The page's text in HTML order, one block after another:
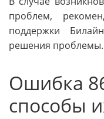
проблем,
поддержки
решения проблемы.
Ошибка
способы